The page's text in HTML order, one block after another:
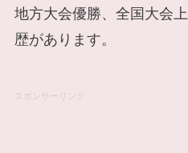
地方大会優勝、全国大会
歴があります。
スポンサーリンク